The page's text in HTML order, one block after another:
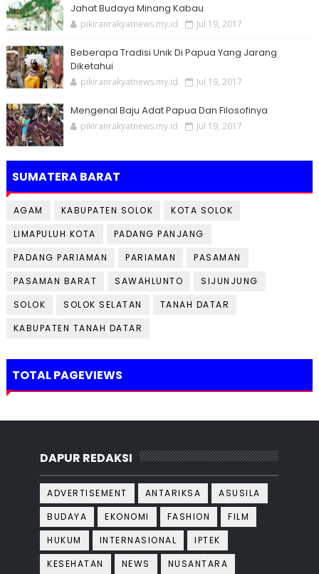
Jahat Budaya Minang Kabau
pikiranrakyatnews.my.id Jul 19, 2017
Beberapa Tradisi Unik Di Papua Yang Jarang
Diketahui
pikiranrakyatnews.my.id Jul 19, 2017
Mengenal Baju Adat Papua Dan Filosofinya
pikiranrakyatnews.my.id Jul 19, 2017
SUMATERA BARAT
AGAM KABUPATEN SOLOK
KOTA SOLOK
LIMAPULUH KOTA
PADANG PANJANG
PADANG PARIAMAN
PARIAMAN
PASAMAN
PASAMAN BARAT
SAWAHLUNTO
SIJUNJUNG
SOLOK
SOLOK SELATAN
TANAH DATAR
KABUPATEN TANAH DATAR
TOTAL PAGEVIEWS
DAPUR REDAKSI
ADVERTISEMENT ANTARIKSA
ASUSILA
BUDAYA
EKONOMI FASHION
FILM
HUKUM
INTERNASIONAL
IPTEK
KESEHATAN
NEWS
NUSANTARA